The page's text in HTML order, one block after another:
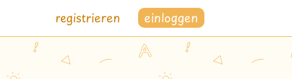
registrieren einloggen